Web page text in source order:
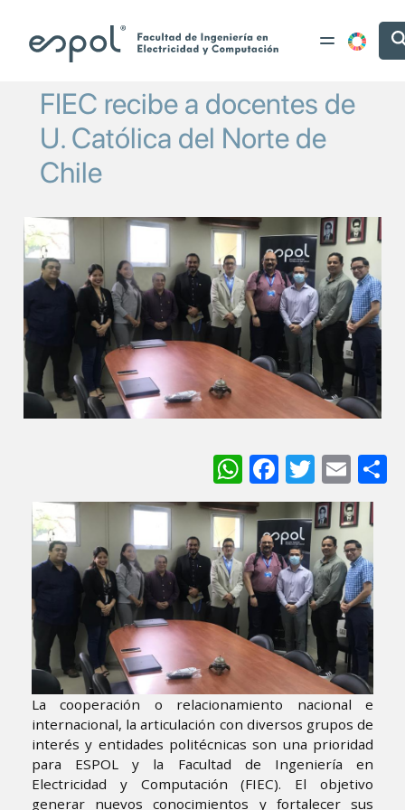
FIEC recibe a docentes de
U. Católica del Norte de
Chile
Image
WhatsApp
Facebook
Twitter
La cooperación o relacionamiento nacional e
internacional, la articulación con diversos grupos de
interés y entidades politécnicas son una prioridad
para ESPOL y la Facultad de Ingeniería en
Electricidad y Computación (FIEC). El objetivo
generar nuevos conocimientos y fortalecer sus